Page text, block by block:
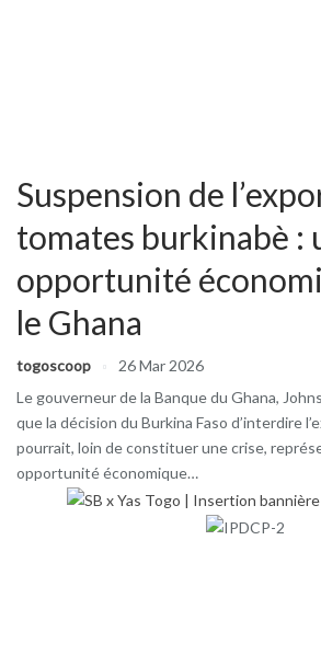
Suspension de
tomates burkinabè :
opportunité
le Ghana
togoscoop
26 Mar 2026
Le gouverneur de la Banque du Ghana,
que la décision du Burkina Faso d’interdire
pourrait, loin de constituer une crise,
opportunité économique…